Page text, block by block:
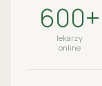
600+
lekarzy
online